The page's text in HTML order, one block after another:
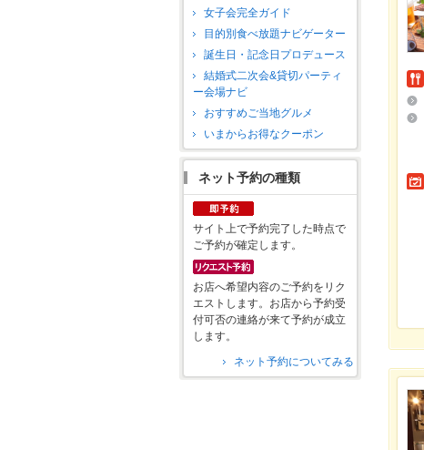
女子会完全ガイド
目的別食べ放題ナビゲーター
誕生日・記念日プロデュース
結婚式二次会&貸切パーティ
ー会場ナビ
おすすめご当地グルメ
いまからお得なクーポン
ネット予約の種類
サイト上で予約完了した時点で
ご予約が確定します。
お店へ希望内容のご予約をリク
エストします。お店から予約受
付可否の連絡が来て予約が成立
します。
ネット予約についてみる